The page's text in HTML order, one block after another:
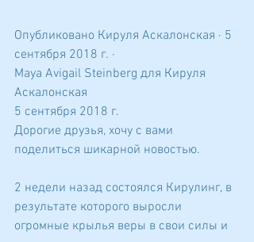
Опубликовано Кируля Аскалонская · 5
сентября 2018 г. ·
‎Maya Avigail Steinberg‎ для Кируля
Аскалонская
5 сентября 2018 г.
Дорогие друзья, хочу с вами
поделиться шикарной новостью.
2 недели назад состоялся Кирулинг, в
результате которого выросли
огромные крылья веры в свои силы и